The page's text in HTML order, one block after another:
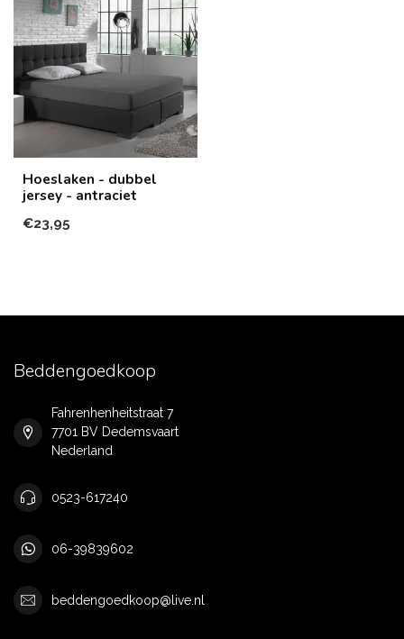
Hoeslaken - dubbel
jersey - antraciet
€23,95
Beddengoedkoop
Fahrenhenheitstraat 7
7701 BV Dedemsvaart
Nederland
0523-617240
06-39839602
beddengoedkoop@live.nl